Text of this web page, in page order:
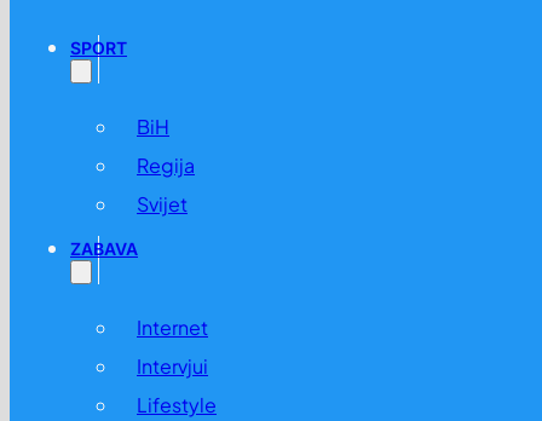
SPORT
BiH
Regija
Svijet
ZABAVA
Internet
Intervjui
Lifestyle